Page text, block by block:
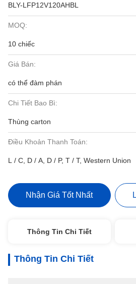
BLY-LFP12V120AHBL
MOQ:
10 chiếc
Giá Bán:
có thể đàm phán
Chi Tiết Bao Bì:
Thùng carton
Điều Khoản Thanh Toán:
L / C, D / A, D / P, T / T, Western Union
Nhận Giá Tốt Nhất
Thông Tin Chi Tiết
Thông Tin Chi Tiết